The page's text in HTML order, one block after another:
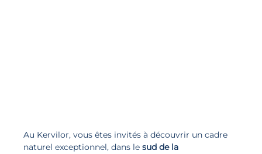
Au Kervilor, vous êtes invités à découvrir un cadre
naturel exceptionnel, dans le sud de la